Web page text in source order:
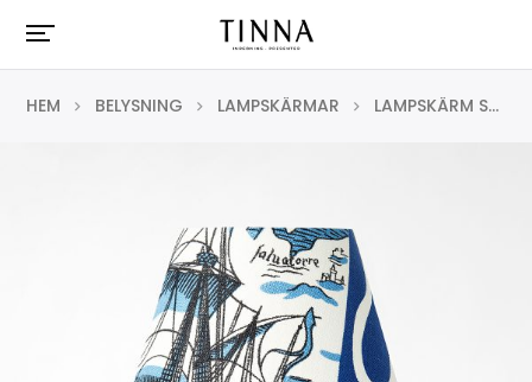
HEM BELYSNING LAMPSKÄRMAR LAMPSKÄRM SPÄND 2332